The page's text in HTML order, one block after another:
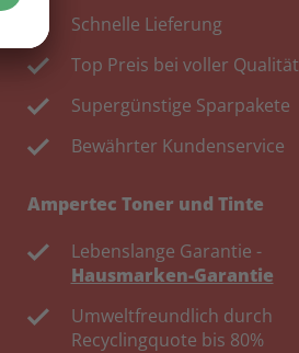
Schnelle Lieferung
Top Preis bei voller Qualität
Supergünstige Sparpakete
Bewährter Kundenservice
Ampertec Toner und Tinte
Lebenslange Garantie -
Hausmarken-Garantie
Umweltfreundlich durch
Recyclingquote bis 80%